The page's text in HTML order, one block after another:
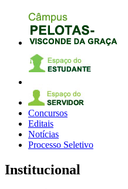
Concursos
Editais
Notícias
Processo Seletivo
Institucional